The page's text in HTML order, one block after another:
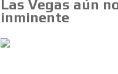
Las Vegas aún
inminente